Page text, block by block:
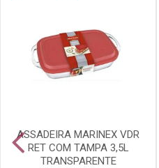
ASSADEIRA MARINEX VDR
RET COM TAMPA 3,5L
TRANSPARENTE